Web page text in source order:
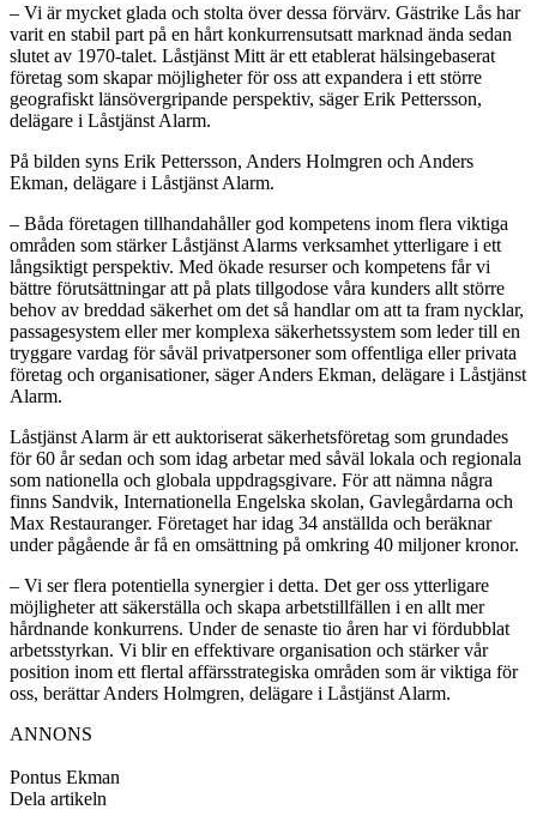
– Vi är mycket glada och stolta över dessa förvärv. Gästrike Lås har
varit en stabil part på en hårt konkurrensutsatt marknad ända sedan
slutet av 1970-talet. Låstjänst Mitt är ett etablerat hälsingebaserat
företag som skapar möjligheter för oss att expandera i ett större
geografiskt länsövergripande perspektiv, säger Erik Pettersson,
delägare i Låstjänst Alarm.
På bilden syns Erik Pettersson, Anders Holmgren och Anders
Ekman, delägare i Låstjänst Alarm.
– Båda företagen tillhandahåller god kompetens inom flera viktiga
områden som stärker Låstjänst Alarms verksamhet ytterligare i ett
långsiktigt perspektiv. Med ökade resurser och kompetens får vi
bättre förutsättningar att på plats tillgodose våra kunders allt större
behov av breddad säkerhet om det så handlar om att ta fram nycklar,
passagesystem eller mer komplexa säkerhetssystem som leder till en
tryggare vardag för såväl privatpersoner som offentliga eller privata
företag och organisationer, säger Anders Ekman, delägare i Låstjänst
Alarm.
Låstjänst Alarm är ett auktoriserat säkerhetsföretag som grundades
för 60 år sedan och som idag arbetar med såväl lokala och regionala
som nationella och globala uppdragsgivare. För att nämna några
finns Sandvik, Internationella Engelska skolan, Gavlegårdarna och
Max Restauranger. Företaget har idag 34 anställda och beräknar
under pågående år få en omsättning på omkring 40 miljoner kronor.
– Vi ser flera potentiella synergier i detta. Det ger oss ytterligare
möjligheter att säkerställa och skapa arbetstillfällen i en allt mer
hårdnande konkurrens. Under de senaste tio åren har vi fördubblat
arbetsstyrkan. Vi blir en effektivare organisation och stärker vår
position inom ett flertal affärsstrategiska områden som är viktiga för
oss, berättar Anders Holmgren, delägare i Låstjänst Alarm.
ANNONS
Pontus Ekman
Dela artikeln